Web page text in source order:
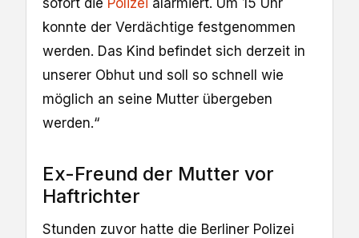
konnte der Verdächtige festgenommen
werden. Das Kind befindet sich derzeit in
unserer Obhut und soll so schnell wie
möglich an seine Mutter übergeben
werden.“
Ex-Freund der Mutter vor
Haftrichter
Stunden zuvor hatte die Berliner Polizei